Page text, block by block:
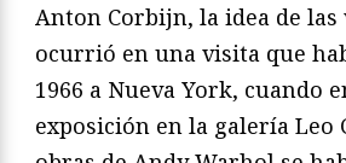
Anton Corbijn, la idea de las
ocurrió en una visita que
1966 a Nueva York, cuando
exposición en la galería Leo